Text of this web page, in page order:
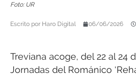
Foto: UR
Escrito por Haro Digital 06/06/2026
Treviana acoge, del 22 al 24
Jornadas del Románico